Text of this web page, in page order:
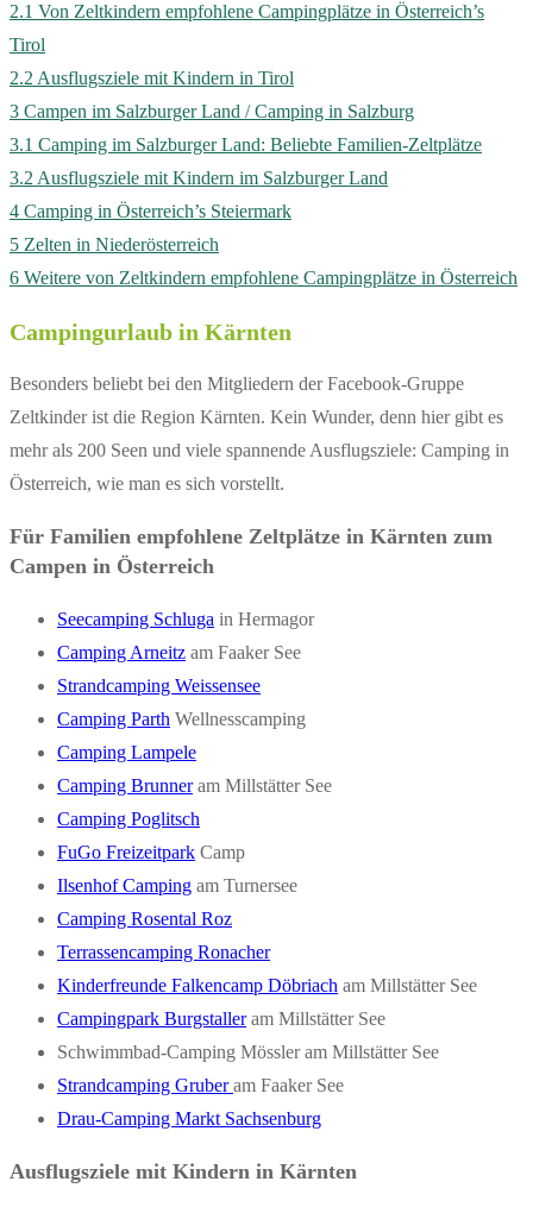
2.1 Von Zeltkindern empfohlene Campingplätze in Österreich’s
Tirol
2.2 Ausflugsziele mit Kindern in Tirol
3 Campen im Salzburger Land / Camping in Salzburg
3.1 Camping im Salzburger Land: Beliebte Familien-Zeltplätze
3.2 Ausflugsziele mit Kindern im Salzburger Land
4 Camping in Österreich’s Steiermark
5 Zelten in Niederösterreich
6 Weitere von Zeltkindern empfohlene Campingplätze in Österreich
Campingurlaub in Kärnten
Besonders beliebt bei den Mitgliedern der Facebook-Gruppe
Zeltkinder ist die Region Kärnten. Kein Wunder, denn hier gibt es
mehr als 200 Seen und viele spannende Ausflugsziele: Camping in
Österreich, wie man es sich vorstellt.
Für Familien empfohlene Zeltplätze in Kärnten zum
Campen in Österreich
Seecamping Schluga in Hermagor
Camping Arneitz am Faaker See
Strandcamping Weissensee
Camping Parth Wellnesscamping
Camping Lampele
Camping Brunneram Millstätter See
Camping Poglitsch
FuGo Freizeitpark Camp
Ilsenhof Camping am Turnersee
Camping Rosental Roz
Terrassencamping Ronacher
Kinderfreunde Falkencamp Döbriach am Millstätter See
Campingpark Burgstalleram Millstätter See
Schwimmbad-Camping Mössler am Millstätter See
Strandcamping Gruberam Faaker See
Drau-Camping Markt Sachsenburg
Ausflugsziele mit Kindern in Kärnten